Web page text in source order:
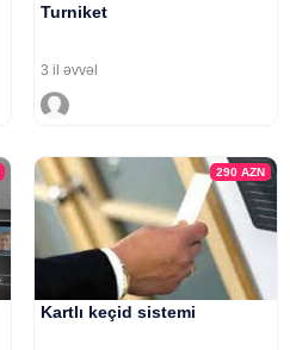
Turniket
3 il əvvəl
290 AZN
Kartlı keçid sistemi